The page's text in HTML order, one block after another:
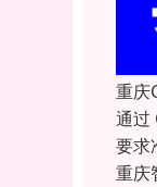
重庆
通过
要求
重庆